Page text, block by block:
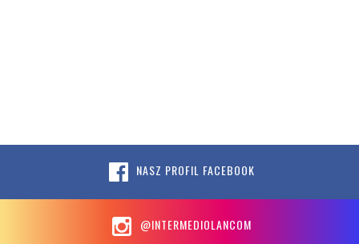
NASZ PROFIL FACEBOOK
@INTERMEDIOLANCOM